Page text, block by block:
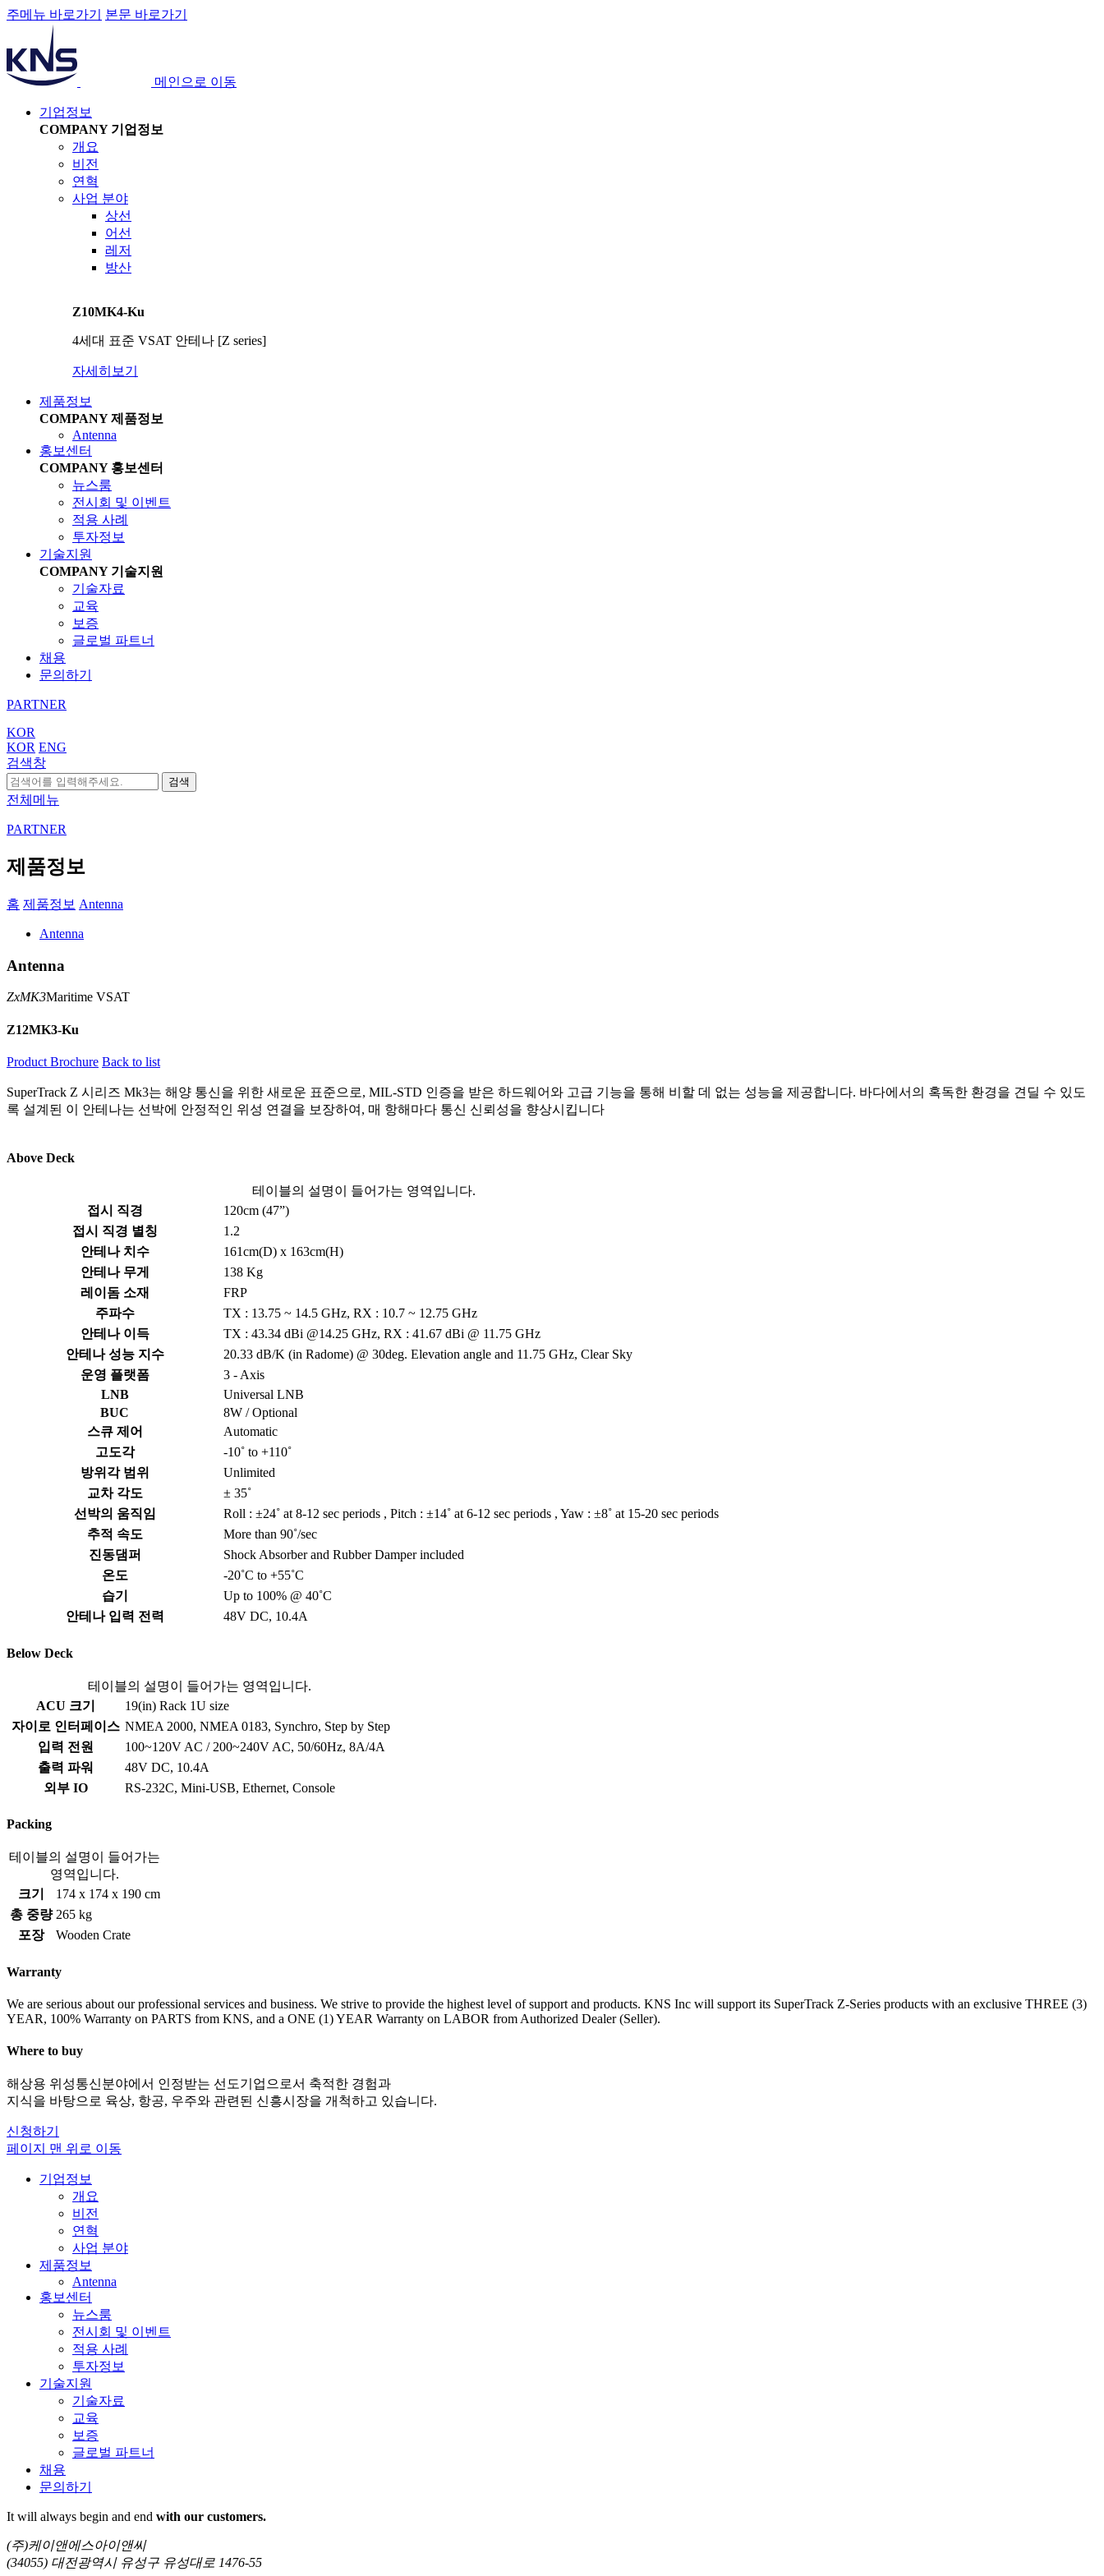
주메뉴 바로가기 본문 바로가기
메인으로 이동
기업정보
COMPANY기업정보
개요
비전
연혁
사업 분야
상선
어선
레저
방산
Z10MK4-Ku
4세대 표준 VSAT 안테나 [Z series]
자세히보기
제품정보
COMPANY제품정보
Antenna
홍보센터
COMPANY홍보센터
뉴스룸
전시회 및 이벤트
적용 사례
투자정보
기술지원
COMPANY기술지원
기술자료
교육
보증
글로벌 파트너
채용
문의하기
PARTNER
KOR
KOR ENG
검색창
검색
전체메뉴
PARTNER
제품정보
홈 제품정보 Antenna
Antenna
Antenna
ZxMK3Maritime VSAT
Z12MK3-Ku
Product Brochure Back to list
SuperTrack Z 시리즈 Mk3는 해양 통신을 위한 새로운 표준으로, MIL-STD 인증을 받은 하드웨어와 고급 기능을 통해 비할 데 없는 성능을 제공합니다. 바다에서의 혹독한 환경을 견딜 수 있도
록 설계된 이 안테나는 선박에 안정적인 위성 연결을 보장하여, 매 항해마다 통신 신뢰성을 향상시킵니다
Above Deck
테이블의 설명이 들어가는 영역입니다.
접시 직경
120cm (47”)
접시 직경 별칭
1.2
안테나 치수
161cm(D) x 163cm(H)
안테나 무게
138 Kg
레이돔 소재
FRP
주파수
TX : 13.75 ~ 14.5 GHz, RX : 10.7 ~ 12.75 GHz
안테나 이득
TX : 43.34 dBi @14.25 GHz, RX : 41.67 dBi @ 11.75 GHz
안테나 성능 지수
20.33 dB/K (in Radome) @ 30deg. Elevation angle and 11.75 GHz, Clear Sky
운영 플랫폼
3 - Axis
LNB
Universal LNB
BUC
8W / Optional
스큐 제어
Automatic
고도각
-10˚ to +110˚
방위각 범위
Unlimited
교차 각도
± 35˚
선박의 움직임
Roll : ±24˚ at 8-12 sec periods , Pitch : ±14˚ at 6-12 sec periods , Yaw : ±8˚ at 15-20 sec periods
추적 속도
More than 90˚/sec
진동댐퍼
Shock Absorber and Rubber Damper included
온도
-20˚C to +55˚C
습기
Up to 100% @ 40˚C
안테나 입력 전력
48V DC, 10.4A
Below Deck
테이블의 설명이 들어가는 영역입니다.
ACU 크기
19(in) Rack 1U size
자이로 인터페이스 NMEA 2000, NMEA 0183, Synchro, Step by Step
입력 전원
100~120V AC / 200~240V AC, 50/60Hz, 8A/4A
출력 파워
48V DC, 10.4A
외부 IO
RS-232C, Mini-USB, Ethernet, Console
Packing
테이블의 설명이 들어가는
영역입니다.
크기
174 x 174 x 190 cm
총 중량 265 kg
포장
Wooden Crate
Warranty
We are serious about our professional services and business. We strive to provide the highest level of support and products. KNS Inc will support its SuperTrack Z-Series products with an exclusive THREE (3)
YEAR, 100% Warranty on PARTS from KNS, and a ONE (1) YEAR Warranty on LABOR from Authorized Dealer (Seller).
Where to buy
해상용 위성통신분야에서 인정받는 선도기업으로서 축적한 경험과
지식을 바탕으로 육상, 항공, 우주와 관련된 신흥시장을 개척하고 있습니다.
신청하기
페이지 맨 위로 이동
기업정보
개요
비전
연혁
사업 분야
제품정보
Antenna
홍보센터
뉴스룸
전시회 및 이벤트
적용 사례
투자정보
기술지원
기술자료
교육
보증
글로벌 파트너
채용
문의하기
It will always begin and end with our customers.
(주)케이앤에스아이앤씨
(34055) 대전광역시 유성구 유성대로 1476-55